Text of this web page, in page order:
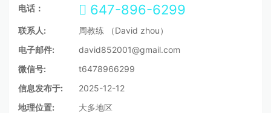
电话： 647-896-6299
联系人:
周教练 （David zhou）
电子邮件:
david852001@gmail.com
微信号:
t6478966299
信息发布于:
2025-12-12
地理位置:
大多地区